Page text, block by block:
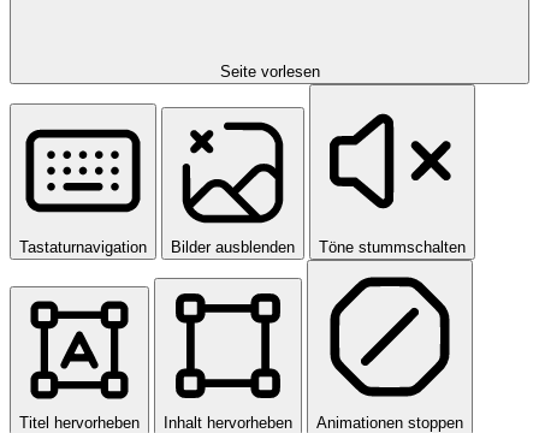
Seite vorlesen
Tastaturnavigation Bilder ausblenden Töne stummschalten
Titel hervorheben Inhalt hervorheben Animationen stoppen